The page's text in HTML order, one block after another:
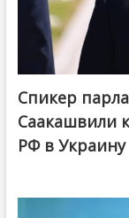
Спикер
Саакашвили
РФ в Украину